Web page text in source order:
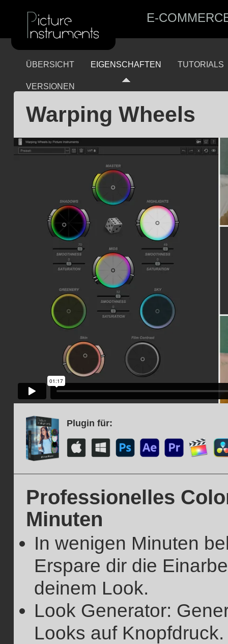
E-
ÜBERSICHT EIGENSCHAFTEN TUTORIALS
VERSIONEN
Warping Wheels
Plugin für:
Professionelles
Minuten
In wenigen Minuten
Erspare dir die
deinem Look.
Look Generator:
Looks auf